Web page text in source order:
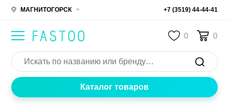
МАГНИТОГОРСК +7 (3519) 44-44-41
0 0
Каталог товаров